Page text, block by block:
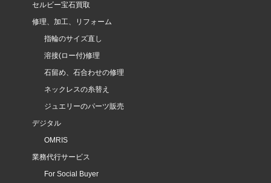
セルビー宝石買取
修理、加工、リフォーム
指輪のサイズ直し
溶接(ロー付)修理
石留め、石合わせの修理
ネックレスの糸替え
ジュエリーのパーツ販売
デジタル
OMRIS
業務代行サービス
For Social Buyer